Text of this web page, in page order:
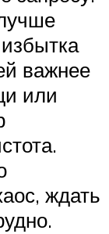
важнее
или
ждать